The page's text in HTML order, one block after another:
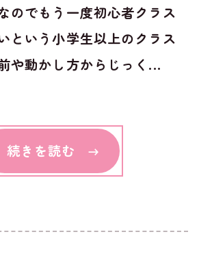
のでもう一度初心者クラス
という小学生以上のクラス
や動かし方からじっく...
続きを読む